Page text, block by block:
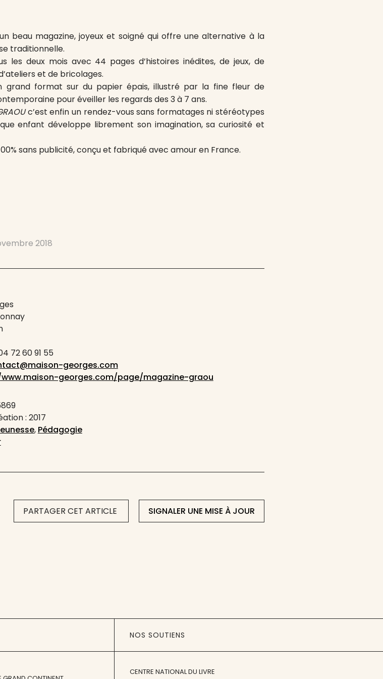
beau magazine, joyeux et soigné qui offre une alternative à la
traditionnelle.
les deux mois avec 44 pages d’histoires inédites, de jeux, de
et de bricolages.
grand format sur du papier épais, illustré par la fine fleur de
pour éveiller les regards des 3 à 7 ans.
c’est enfin un rendez-vous sans formatages ni stéréotypes
enfant développe librement son imagination, sa curiosité et
sans publicité, conçu et fabriqué avec amour en France.
2018
72 60 91 55
georges.com
georges.com/page/magazine-graou
: 2017
, Pédagogie
PARTAGER CET ARTICLE SIGNALER UNE MISE À JOUR
NOS SOUTIENS
CENTRE NATIONAL DU LIVRE